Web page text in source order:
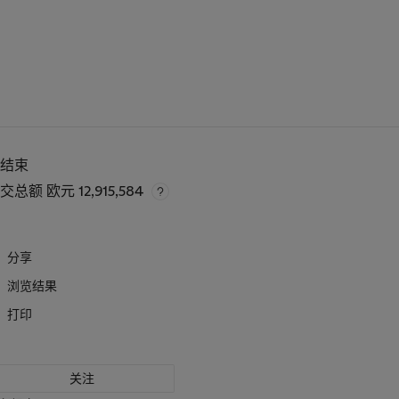
束
总额 欧元 12,915,584
分享
浏览结果
打印
关注